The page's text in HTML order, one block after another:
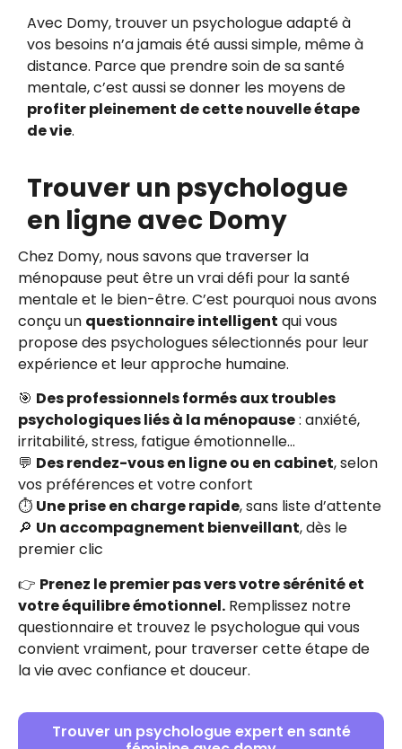
Avec Domy, trouver un psychologue adapté à
vos besoins n’a jamais été aussi simple, même à
distance. Parce que prendre soin de sa santé
mentale, c’est aussi se donner les moyens de
profiter pleinement de cette nouvelle étape
de vie.
Trouver un psychologue
en ligne avec Domy
Chez Domy, nous savons que traverser la
ménopause peut être un vrai défi pour la santé
mentale et le bien-être. C’est pourquoi nous avons
conçu un questionnaire intelligent qui vous
propose des psychologues sélectionnés pour leur
expérience et leur approche humaine.
🎯 Des professionnels formés aux troubles
psychologiques liés à la ménopause: anxiété,
irritabilité, stress, fatigue émotionnelle…
💬 Des rendez-vous en ligne ou en cabinet, selon
vos préférences et votre confort
⏱️ Une prise en charge rapide, sans liste d’attente
🔎 Un accompagnement bienveillant, dès le
premier clic
👉 Prenez le premier pas vers votre sérénité et
votre équilibre émotionnel. Remplissez notre
questionnaire et trouvez le psychologue qui vous
convient vraiment, pour traverser cette étape de
la vie avec confiance et douceur.
Trouver un psychologue expert en santé